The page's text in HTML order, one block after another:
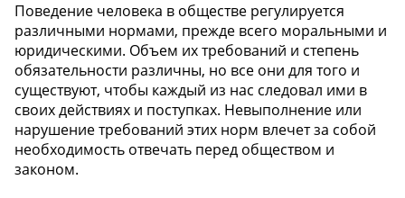
Поведение человека в обществе регулируется
различными нормами, прежде всего моральными и
юридическими. Объем их требований и степень
обязательности различны, но все они для того и
существуют, чтобы каждый из нас следовал ими в
своих действиях и поступках. Невыполнение или
нарушение требований этих норм влечет за собой
необходимость отвечать перед обществом и
законом.